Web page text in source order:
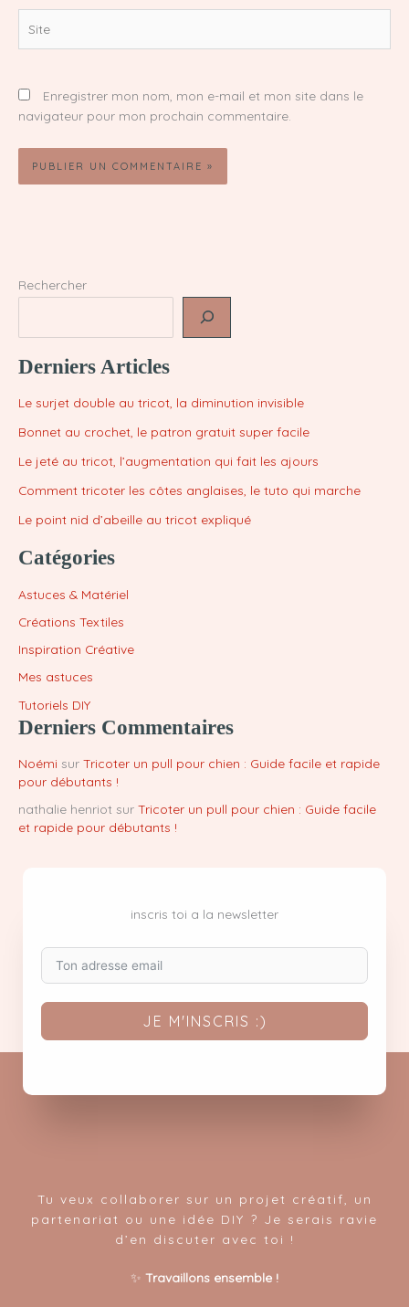
Enregistrer mon nom, mon e-mail et mon site dans le
navigateur pour mon prochain commentaire.
Rechercher
Derniers Articles
Le surjet double au tricot, la diminution invisible
Bonnet au crochet, le patron gratuit super facile
Le jeté au tricot, l’augmentation qui fait les ajours
Comment tricoter les côtes anglaises, le tuto qui marche
Le point nid d’abeille au tricot expliqué
Catégories
Astuces & Matériel
Créations Textiles
Inspiration Créative
Mes astuces
Tutoriels DIY
Derniers Commentaires
Noémi sur Tricoter un pull pour chien : Guide facile et rapide
pour débutants !
nathalie henriot sur Tricoter un pull pour chien : Guide facile
et rapide pour débutants !
inscris toi a la newsletter
JE M'INSCRIS :)
Tu veux collaborer sur un projet créatif, un
partenariat ou une idée DIY ? Je serais ravie
d’en discuter avec toi !
✨ Travaillons ensemble !